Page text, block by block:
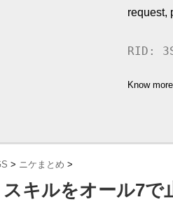
request,
RID:
Know
> ニケまとめ >
スキルをオール7